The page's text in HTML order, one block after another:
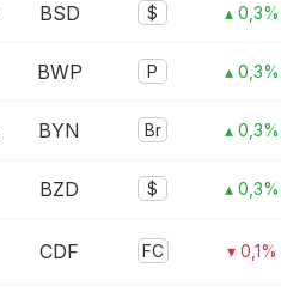
BSD $ ▴ 0,3%
BWP P ▴ 0,3%
BYN Br ▴ 0,3%
BZD $ ▴ 0,3%
CDF FC ▾ 0,1%